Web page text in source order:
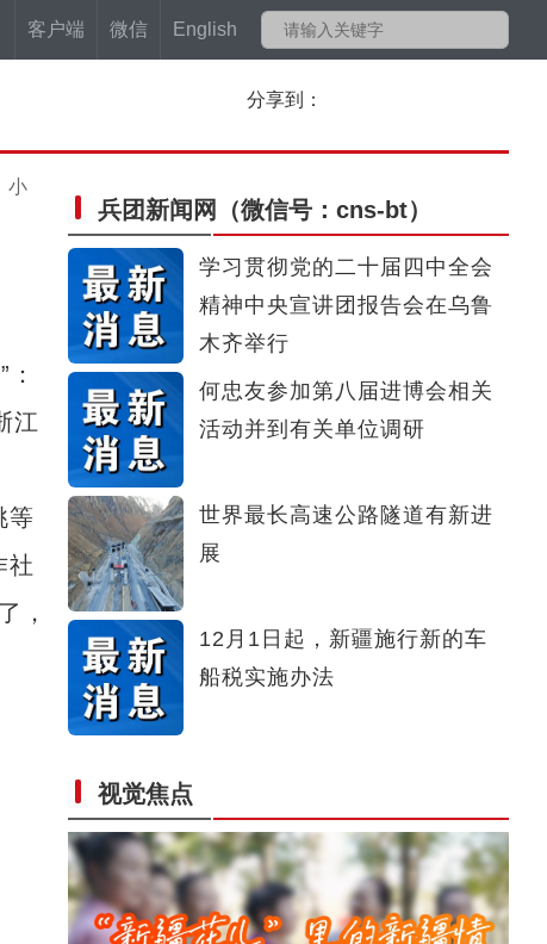
客户端 微信 English
分享到：
小
江
等
社
，
兵团新闻网 （微信号：cns-bt）
学习贯彻党的二十届四中全会
精神中央宣讲团报告会在乌鲁
木齐举行
何忠友参加第八届进博会相关
活动并到有关单位调研
世界最长高速公路隧道有新进
展
12月1日起，新疆施行新的车
船税实施办法
视觉焦点
【与你为邻】吉尔吉斯斯坦媒体人：中国发展
侨乡故事 | 当新疆遇见嘻哈：新生代音乐人“